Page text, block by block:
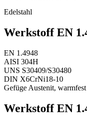
Edelstahl
Werkstoff EN
EN 1.4948
AISI 304H
UNS S30409/S30480
DIN X6CrNi18-10
Gefüge Austenit, warmfest
Werkstoff EN